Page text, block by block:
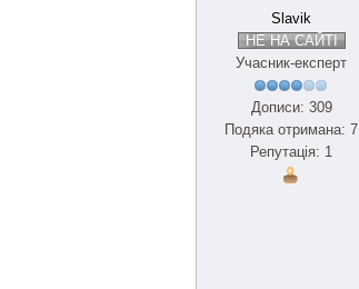
Slavik
НЕ НА САЙТІ
Учасник-експерт
Дописи: 309
Подяка отримана: 7
Репутація: 1